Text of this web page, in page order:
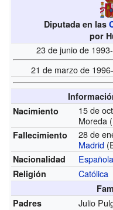
Diputada en las
por
23 de junio de
21 de marzo de
Nacimiento
15 de
Moreda (
Fallecimiento
28 de
Madrid
Nacionalidad Española
Religión Católica
Padres
Julio